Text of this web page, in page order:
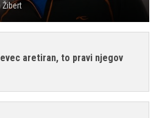
Žibert
aretiran, to pravi njegov